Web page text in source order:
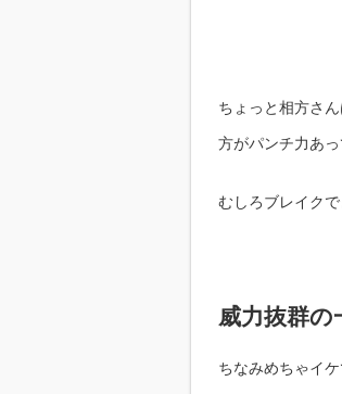
ちょっと相方さ
方がパンチ力あ
むしろブレイク
威力抜群の
ちなみめちゃイ